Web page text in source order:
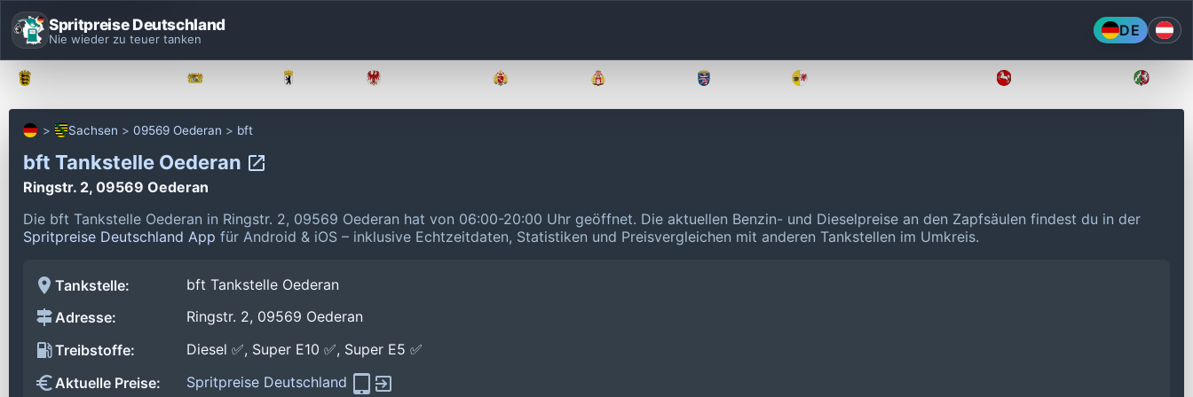
Spritpreise Deutschland
Nie wieder zu teuer tanken DE
Sachsen 09569 Oederan bft
bft Tankstelle Oederan
Ringstr. 2, 09569 Oederan
Die bft Tankstelle Oederan in Ringstr. 2, 09569 Oederan hat von 06:00-20:00 Uhr geöffnet. Die aktuellen Benzin- und Dieselpreise an den Zapfsäulen findest du in der
Spritpreise Deutschland App für Android & iOS – inklusive Echtzeitdaten, Statistiken und Preisvergleichen mit anderen Tankstellen im Umkreis.
Tankstelle:
bft Tankstelle Oederan
Adresse:
Ringstr. 2, 09569 Oederan
Treibstoffe:
Diesel ✅, Super E10 ✅, Super E5 ✅
Aktuelle Preise:
Spritpreise Deutschland